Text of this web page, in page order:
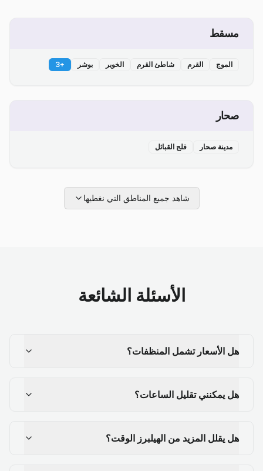
مسقط
الموج القرم شاطئ القرم الخوير بوشر +
3
صحار
مدينة صحار فلج القبائل
شاهد جميع المناطق التي نغطيها
الأسئلة الشائعة
هل الأسعار تشمل المنظفات؟
هل يمكنني تقليل الساعات؟
هل يقلل المزيد من الهيلبرز الوقت؟